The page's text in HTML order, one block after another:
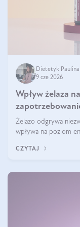
Dietetyk Paulina
9 cze 2026
Wpływ żelaza
Żelazo odgrywa
wpływa na poziom
niedobór może
CZYTAJ